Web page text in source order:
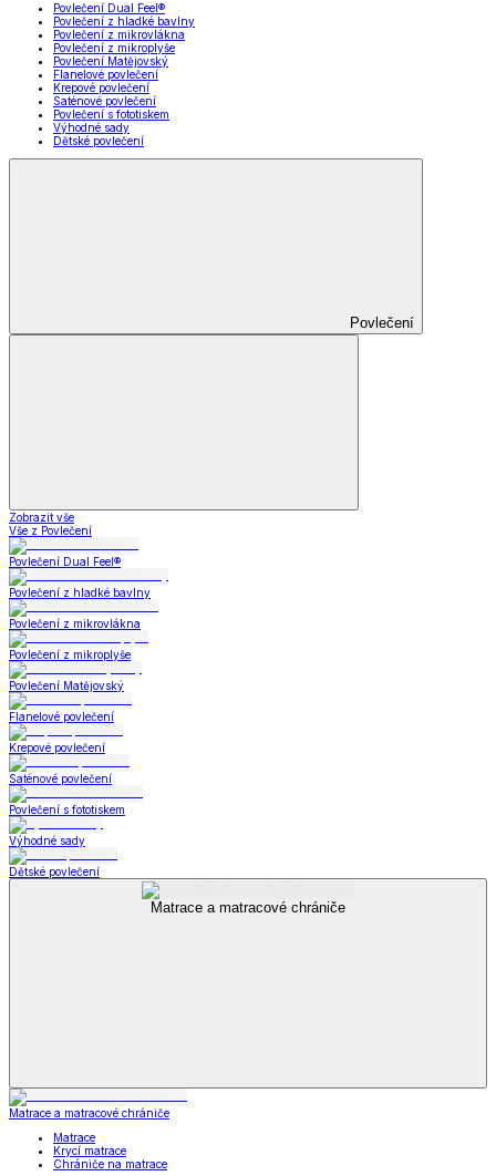
Povlečení Dual Feel®
Povlečení z hladké bavlny
Povlečení z mikrovlákna
Povlečení z mikroplyše
Povlečení Matějovský
Flanelové povlečení
Krepové povlečení
Saténové povlečení
Povlečení s fototiskem
Výhodné sady
Dětské povlečení
Povlečení
Zobrazit vše
Vše z Povlečení
Povlečení Dual Feel®
Povlečení z hladké bavlny
Povlečení z mikrovlákna
Povlečení z mikroplyše
Povlečení Matějovský
Flanelové povlečení
Krepové povlečení
Saténové povlečení
Povlečení s fototiskem
Výhodné sady
Dětské povlečení
Matrace a matracové chrániče
Matrace a matracové chrániče
Matrace
Krycí matrace
Chrániče na matrace